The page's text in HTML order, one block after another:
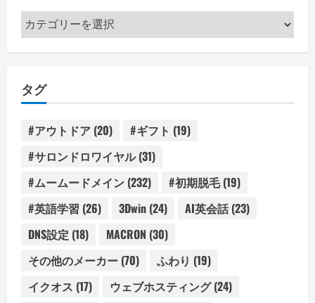
カ
テ
ー
タグ
#アウトドア (20) #ギフト (19)
#サロンドロワイヤル(31)
#ムームードメイン (232) #初期脱毛(19)
#英語学習 (26) 3Dwin (24) AI英会話(23)
DNS設定 (18) MACRON (30)
その他のメーカー (70) ふわり (19)
イクオス (17) ウェブホスティング(24)